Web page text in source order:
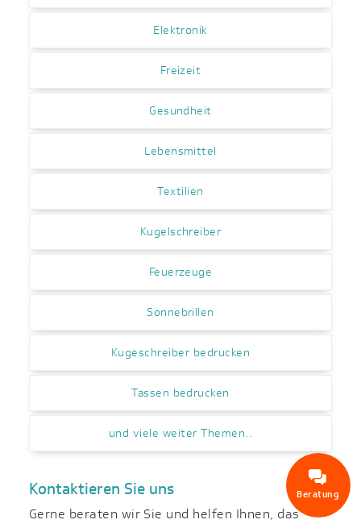
Elektronik
Freizeit
Gesundheit
Lebensmittel
Textilien
Kugelschreiber
Feuerzeuge
Sonnebrillen
Kugeschreiber bedrucken
Tassen bedrucken
und viele weiter Themen..
Kontaktieren Sie uns
Gerne beraten wir Sie und helfen Ihnen, das
Beratung